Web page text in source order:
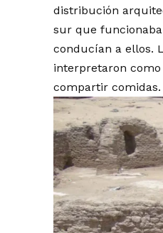
distribución
sur que
conducían a ellos.
interpretaron
compartir comidas.